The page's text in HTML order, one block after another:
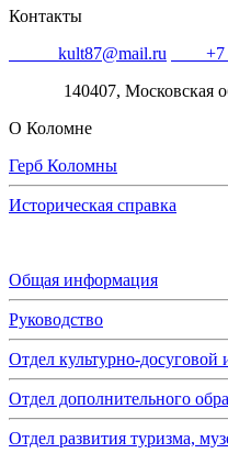
Контакты
kult87@mail.ru
+7
140407, Московская
О Коломне
Герб Коломны
Историческая справка
Общая информация
Руководство
Отдел культурно-досуговой
Отдел дополнительного
Отдел развития туризма,